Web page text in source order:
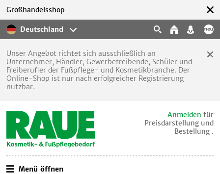
Deutschland
Großhandelsshop
Unser Angebot richtet sich ausschließlich an
Unternehmer, Händler, Gewerbetreibende, Schüler und
Freiberufler der Fußpflege- und Kosmetikbranche. Der
Online-Shop ist nur nach erfolgreicher Registrierung
nutzbar.
Anmelden für
Preisdarstellung und
Bestellung .
Menü öffnen